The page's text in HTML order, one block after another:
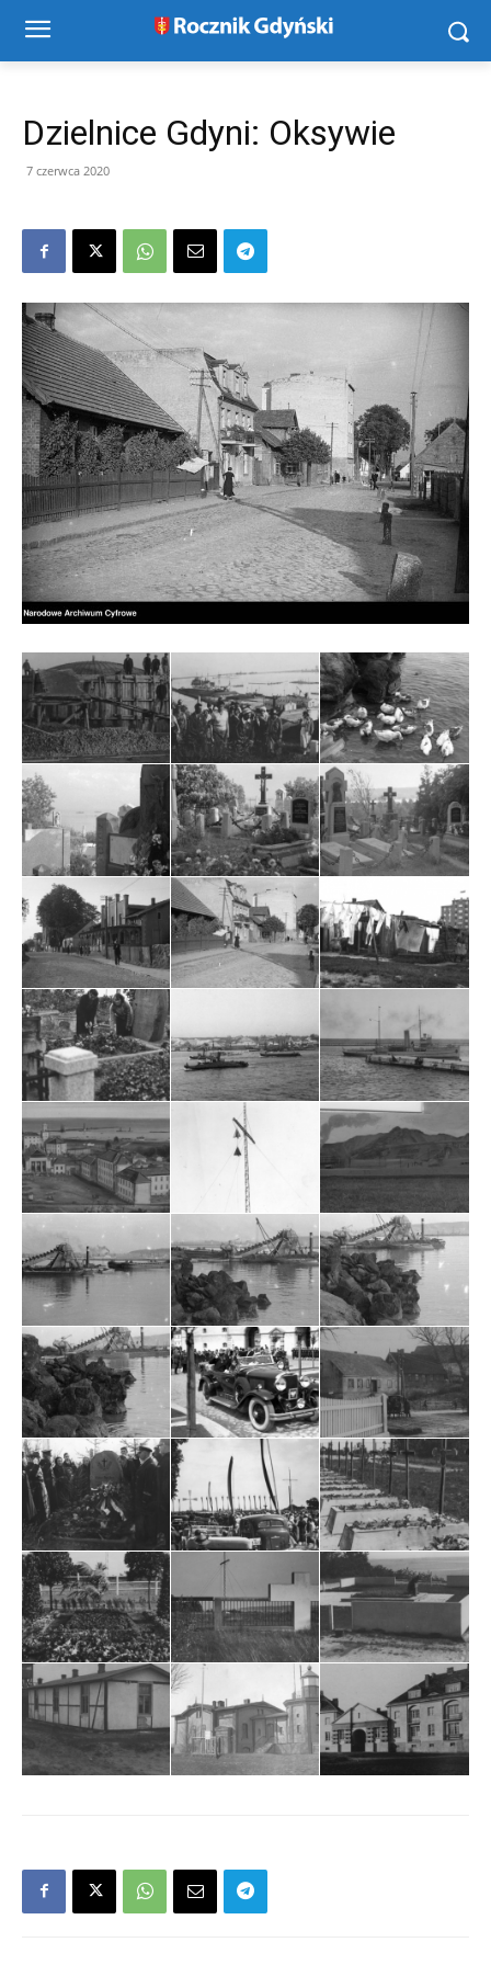
Dzielnice Gdyni: Oksywie
7 czerwca 2020